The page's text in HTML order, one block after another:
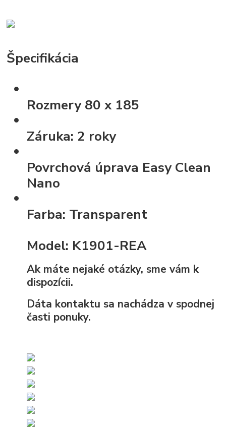
Špecifikácia
Rozmery80 x 185
Záruka: 2 roky
Povrchová úprava Easy Clean
Nano
Farba: Transparent
Model: K1901-REA
Ak máte nejaké otázky, sme vám k
dispozícii.
Dáta kontaktu sa nachádza v spodnej
časti ponuky.